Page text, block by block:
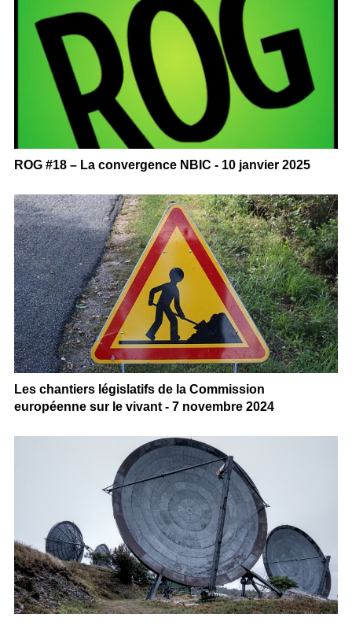
ROG #18 – La convergence NBIC - 10 janvier 2025
Les chantiers législatifs de la Commission
européenne sur le vivant - 7 novembre 2024